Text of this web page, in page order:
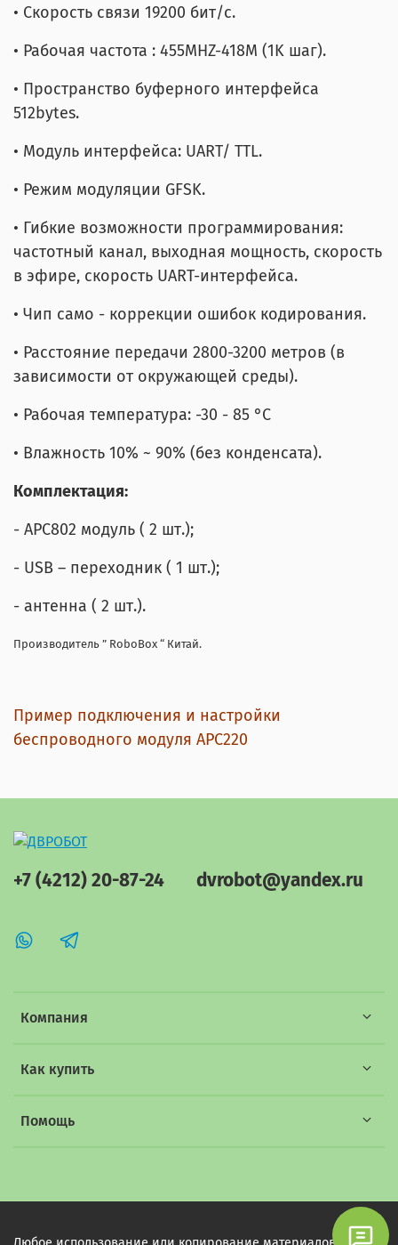
• Скорость связи 19200 бит/с.
• Рабочая частота : 455MHZ-418M (1K шаг).
• Пространство буферного интерфейса
512bytes.
• Модуль интерфейса: UART/ TTL.
• Режим модуляции GFSK.
• Гибкие возможности программирования:
частотный канал, выходная мощность, скорость
в эфире, скорость UART-интерфейса.
• Чип само - коррекции ошибок кодирования.
• Расстояние передачи 2800-3200 метров (в
зависимости от окружающей среды).
• Рабочая температура: -30 - 85 °C
• Влажность 10% ~ 90% (без конденсата).
Комплектация:
- APC802 модуль ( 2 шт.);
- USB – переходник ( 1 шт.);
- антенна ( 2 шт.).
Производитель ” RoboBox “ Китай.
Пример подключения и настройки
беспроводного модуля APC220
Компания
Как купить
Помощь
+7 (4212) 20-87-24 dvrobot@yandex.ru